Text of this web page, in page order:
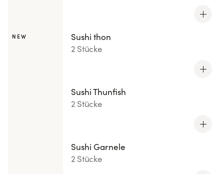
NEW
Sushi thon
2 Stücke
Sushi Thunfish
2 Stücke
Sushi Garnele
2 Stücke